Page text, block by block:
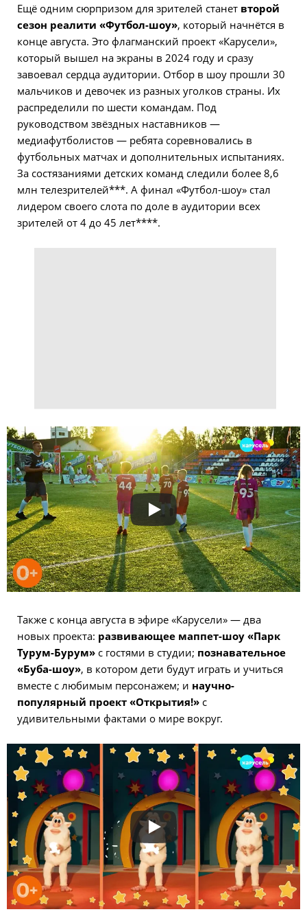
Ещё одним сюрпризом для зрителей станет второй
сезон реалити «Футбол-шоу», который начнётся в
конце августа. Это флагманский проект «Карусели»,
который вышел на экраны в 2024 году и сразу
завоевал сердца аудитории. Отбор в шоу прошли 30
мальчиков и девочек из разных уголков страны. Их
распределили по шести командам. Под
руководством звёздных наставников —
медиафутболистов — ребята соревновались в
футбольных матчах и дополнительных испытаниях.
За состязаниями детских команд следили более 8,6
млн телезрителей***. А финал «Футбол-шоу» стал
лидером своего слота по доле в аудитории всех
зрителей от 4 до 45 лет****.
Также с конца августа в эфире «Карусели» — два
новых проекта: развивающее маппет-шоу «Парк
Турум-Бурум» с гостями в студии; познавательное
«Буба-шоу», в котором дети будут играть и учиться
вместе с любимым персонажем; и научно-
популярный проект «Открытия!» с
удивительными фактами о мире вокруг.